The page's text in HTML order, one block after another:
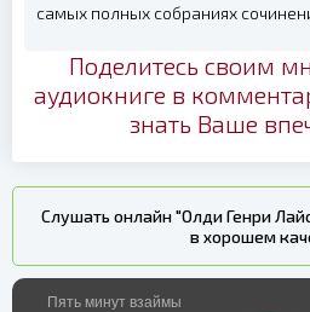
самых полных собраниях
Поделитесь своим
аудиокниге в
знать Ваше
Слушать онлайн "Олди Генри
в хорошем
Пять минут взаймы